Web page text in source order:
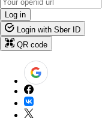
Log in
Login with Sber ID
QR code